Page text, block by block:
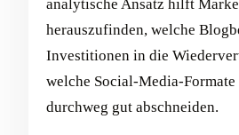
analytische Ansatz hilft
herauszufinden, welche
Investitionen in die
welche Social-Media-
durchweg gut abschneiden.